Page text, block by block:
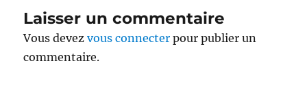
Laisser un commentaire
Vous devezvous connecter pour publier un
commentaire.